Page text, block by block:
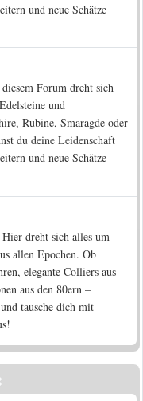
und neue Schätze
Forum dreht sich
und
Rubine, Smaragde oder
du deine Leidenschaft
und neue Schätze
Hier dreht sich alles um
allen Epochen. Ob
elegante Colliers aus
aus den 80ern –
tausche dich mit